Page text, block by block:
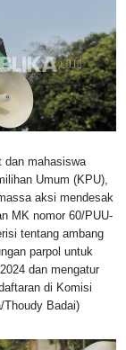
dan mahasiswa
Umum (KPU),
aksi mendesak
MK nomor 60/PUU-
tentang ambang
parpol untuk
dan mengatur
di Komisi
Thoudy Badai)